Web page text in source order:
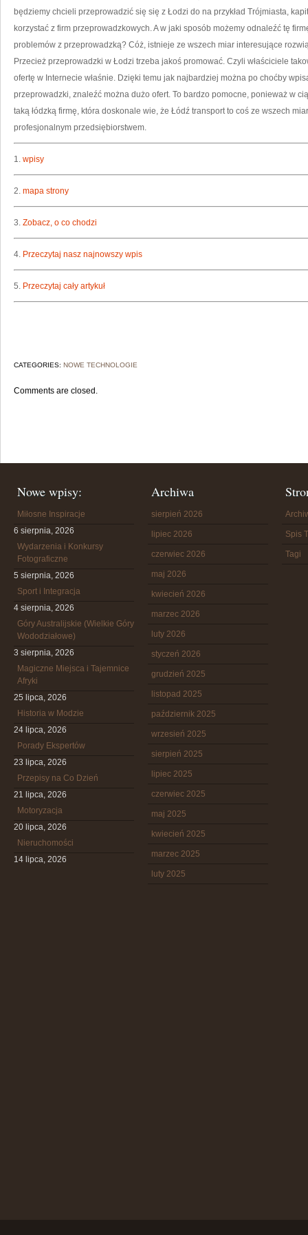
będziemy chcieli przeprowadzić się się z Łodzi do na przykład Trójmiasta,
korzystać z firm przeprowadzkowych. A w jaki sposób możemy odnaleźć tę
problemów z przeprowadzką? Cóż, istnieje ze wszech miar interesujące
Przecież przeprowadzki w Łodzi trzeba jakoś promować. Czyli właściciele
ofertę w Internecie właśnie. Dzięki temu jak najbardziej można po choćby
przeprowadzki, znaleźć można dużo ofert. To bardzo pomocne, ponieważ w
taką łódzką firmę, która doskonale wie, że Łódź transport to coś ze wszech
profesjonalnym przedsiębiorstwem.
1. wpisy
2. mapa strony
3. Zobacz, o co chodzi
4. Przeczytaj nasz najnowszy wpis
5. Przeczytaj cały artykuł
CATEGORIES: NOWE TECHNOLOGIE
Comments are closed.
Nowe wpisy:
Miłosne Inspiracje
6 sierpnia, 2026
Wydarzenia i Konkursy
Fotograficzne
5 sierpnia, 2026
Sport i Integracja
4 sierpnia, 2026
Góry Australijskie (Wielkie Góry
Wododziałowe)
3 sierpnia, 2026
Magiczne Miejsca i Tajemnice
Afryki
25 lipca, 2026
Historia w Modzie
24 lipca, 2026
Porady Ekspertów
23 lipca, 2026
Przepisy na Co Dzień
21 lipca, 2026
Motoryzacja
20 lipca, 2026
Nieruchomości
14 lipca, 2026
Archiwa
sierpień 2026
lipiec 2026
czerwiec 2026
maj 2026
kwiecień 2026
marzec 2026
luty 2026
styczeń 2026
grudzień 2025
listopad 2025
październik 2025
wrzesień 2025
sierpień 2025
lipiec 2025
czerwiec 2025
maj 2025
kwiecień 2025
marzec 2025
luty 2025
Spis
Tagi